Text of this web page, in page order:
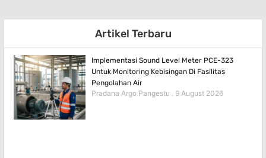
Artikel Terbaru
Implementasi Sound Level Meter PCE-323
Untuk Monitoring Kebisingan Di Fasilitas
Pengolahan Air
Pradana Argo Pangestu 9 August 2026